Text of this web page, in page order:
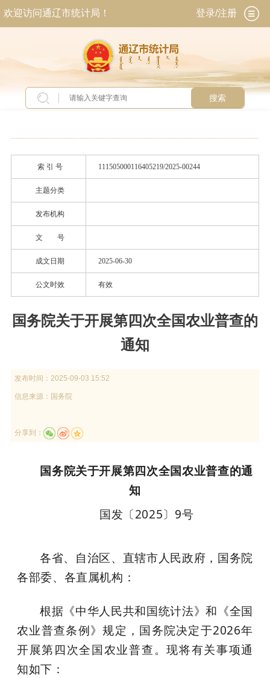
欢迎访问通辽市统计局！ 登录/注册
搜索
当前位置：首页>政务公开>政府信息公开>法
索 引 号 111505000116405219/2025-00244
主题分类
发布机构
文 号
成文日期 2025-06-30
公文时效 有效
国务院关于开展第四次全国农业普查的
通知
发布时间： 2025-09-03 15:52
信息来源： 国务院
分享到：
国务院关于开展第四次全国农业普查的通
知
国发〔2025〕9号
各省、自治区、直辖市人民政府，国务院
各部委、各直属机构：
根据《中华人民共和国统计法》和《全国
农业普查条例》规定，国务院决定于2026年
开展第四次全国农业普查。现将有关事项通
知如下：